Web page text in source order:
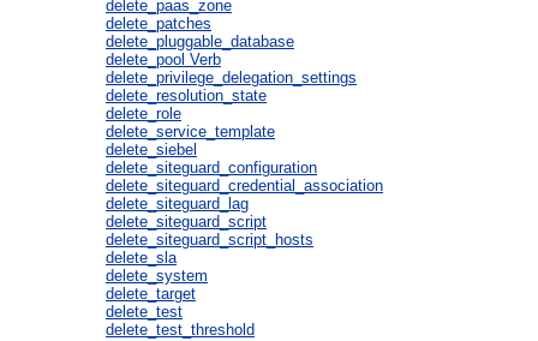
delete_paas_zone
delete_patches
delete_pluggable_database
delete_pool Verb
delete_privilege_delegation_settings
delete_resolution_state
delete_role
delete_service_template
delete_siebel
delete_siteguard_configuration
delete_siteguard_credential_association
delete_siteguard_lag
delete_siteguard_script
delete_siteguard_script_hosts
delete_sla
delete_system
delete_target
delete_test
delete_test_threshold